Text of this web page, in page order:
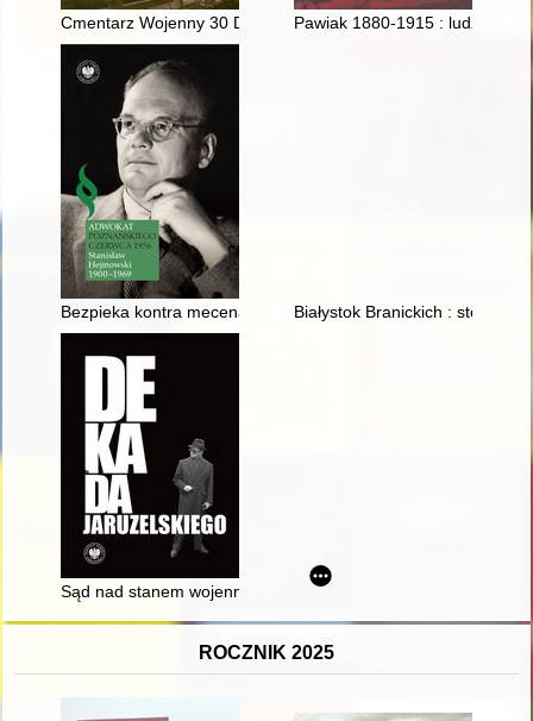
Cmentarz Wojenny 30 Dywizji Piechoty w Jeżowie
Pawiak 1880-1915 : ludzie. T.
Bezpieka kontra mecenas Stanisław Hejmowski : studium
Białystok Branickich : sto lat z
Sąd nad stanem wojennym czy własną przeszłością? :
ROCZNIK 2025